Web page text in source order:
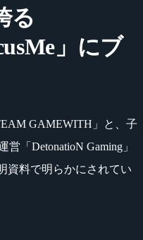
る
」にブ
GAMEWITH」と、子
「DetonatioN Gaming」
資料で明らかにされてい